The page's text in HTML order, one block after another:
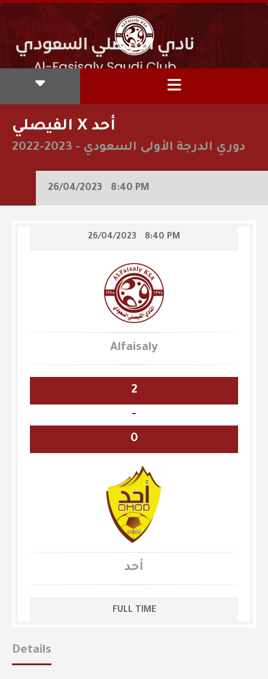
الفيصلي X أحد
2022-2023 - دوري الدرجة الأولى السعودي
26/04/2023 8:40 PM
26/04/2023 8:40 PM
Alfaisaly
2
-
0
أحد
FULL TIME
Details